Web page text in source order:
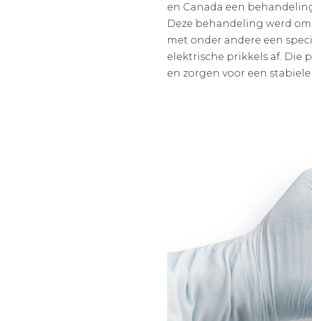
en Canada een
Deze behandeling werd
met onder andere een
elektrische prikkels af. Die
en zorgen voor een